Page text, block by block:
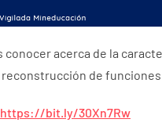
acerca de la
de
https://bit.ly/30Xn7Rw